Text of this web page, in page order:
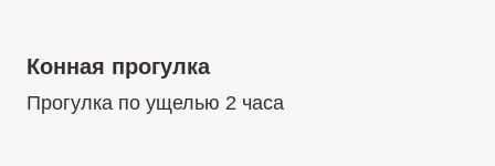
Конная прогулка
Прогулка по ущелью 2 часа